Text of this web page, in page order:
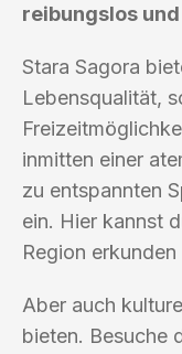
reibungslos
Stara Sagora
Lebensqualität,
inmitten einer
zu entspannten
ein. Hier kannst
Region
Aber auch
bieten. Besuche